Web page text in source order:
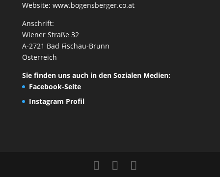
Website: www.bogensberger.co.at
Anschrift:
Wiener Straße 32
A-2721 Bad Fischau-Brunn
Österreich
Sie finden uns auch in den Sozialen Medien:
Facebook-Seite
Instagram Profil